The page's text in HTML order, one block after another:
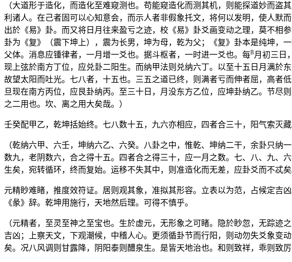
（大道形于造化，而造化至难窥测也。苟能窥造化而测其机，则能探道妙而
利诸人。在己者固可以心知意会，而示人者非假象托文，将何以发明，使人默
出於《易》卦。而又将日月往来盈亏之迹，校《易》卦爻画变动之理，莫不相
卦为《复》（震下坤上），震为长男，坤为母，乾为父；《复》卦本是纯坤，
父体。消息应锺律者，一月增一爻也。据斗枢者，一时进一爻也。每8 月初三日
现上弦於南方丁位，应兑卦二阳生。而纳甲法则兑纳六丁。以至十五日月满於
故望太阳而吐光。七八者，十五也。三五之道已终，则满者亏而伸者屈，高者
旦现在南方丙位，应艮卦纳丙。至三十日，月没东方乙位，应坤卦纳乙。节
之二用也。坎、离之用大矣哉。）
壬癸配甲乙，乾坤括始终。七八数十五，九六亦相应，四者合三十，阳气索灭
（乾纳六甲、六壬，坤纳六乙、六癸。八卦之中，惟乾、坤纳二干，余卦只
数九，老阴数六，合之得十五。四者合之得三十，应一月之数。七、八、九、
生矣，宛转循环，终而复始。运移不失其中，则准造化而无差，应卦爻而不忒矣
元精眇难睹，推度效符证。居则观其象，准拟其形容。立表以为范，占候定吉
《彖》辞。乾坤用施行，天地然后理。可得不慎乎。
（元精者，至灵至神之至宝也。生於虚元，无形象之可睹。隐於眇忽，无踪
吉凶；上察天文，下观潮候，中稽人心。更须循卦节而行阳，则动勿失爻象变
矣。况八风调则甘露降，阴阳泰则醴泉生。是皆天地治也。和则致祥，乖则致厉